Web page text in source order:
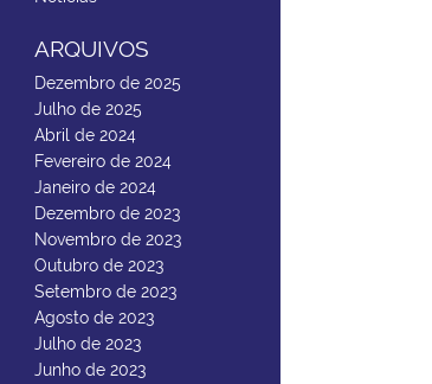
ARQUIVOS
Dezembro de 2025
Julho de 2025
Abril de 2024
Fevereiro de 2024
Janeiro de 2024
Dezembro de 2023
Novembro de 2023
Outubro de 2023
Setembro de 2023
Agosto de 2023
Julho de 2023
Junho de 2023